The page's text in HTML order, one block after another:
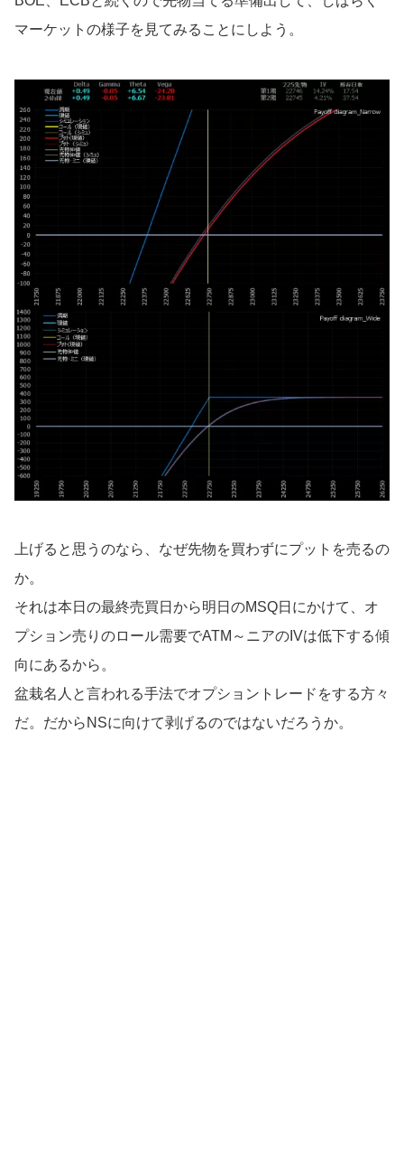
マーケットの様子を見てみることにしよう。
上げると思うのなら、なぜ先物を買わずにプットを売るの
か。
それは本日の最終売買日から明日のMSQ日にかけて、オ
プション売りのロール需要でATM～ニアのIVは低下する傾
向にあるから。
盆栽名人と言われる手法でオプショントレードをする方々
だ。だからNSに向けて剥げるのではないだろうか。